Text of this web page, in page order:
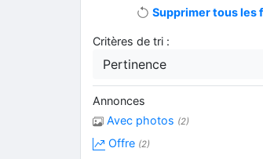
Supprimer tous les
Critères de tri :
Pertinence
Annonces
Avec photos (2)
Offre (2)